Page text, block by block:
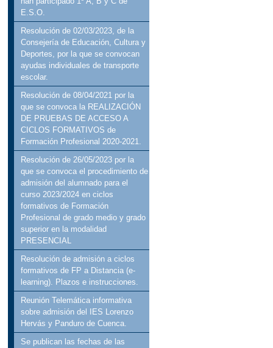
E.S.O.
Resolución de 02/03/2023, de la
Consejería de Educación, Cultura y
Deportes, por la que se convocan
ayudas individuales de transporte
escolar.
Resolución de 08/04/2021 por la
que se convoca la REALIZACIÓN
DE PRUEBAS DE ACCESO A
CICLOS FORMATIVOS de
Formación Profesional 2020-2021.
Resolución de 26/05/2023 por la
que se convoca el procedimiento de
admisión del alumnado para el
curso 2023/2024 en ciclos
formativos de Formación
Profesional de grado medio y grado
superior en la modalidad
PRESENCIAL
Resolución de admisión a ciclos
formativos de FP a Distancia (e-
learning). Plazos e instrucciones.
Reunión Telemática informativa
sobre admisión del IES Lorenzo
Hervás y Panduro de Cuenca.
Se publican las fechas de las